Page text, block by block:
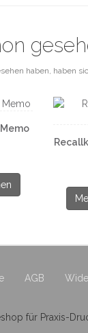
haben, haben
AGB
für Praxis-